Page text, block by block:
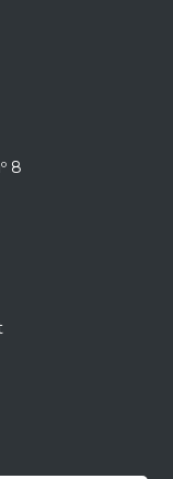
8